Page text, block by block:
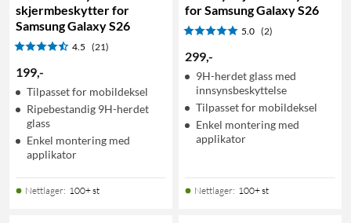
skjermbeskytter for
Samsung Galaxy S26
4.5 (21)
199,-
Tilpasset for mobildeksel
Ripebestandig 9H-herdet
glass
Enkel montering med
applikator
Nettlager: 100+ st
for Samsung Galaxy S26
5.0 (2)
299,-
9H-herdet glass med
innsynsbeskyttelse
Tilpasset for mobildeksel
Enkel montering med
applikator
Nettlager: 100+ st